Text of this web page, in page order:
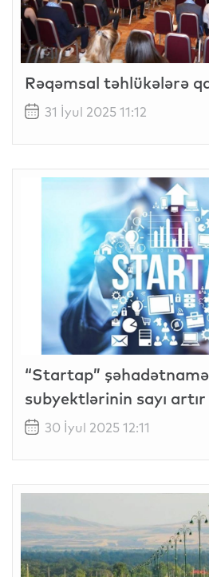
Rəqəmsal təhlükələrə
31 İyul 2025 11:12
“Startap”
subyektlərinin sayı artır
30 İyul 2025 12:11